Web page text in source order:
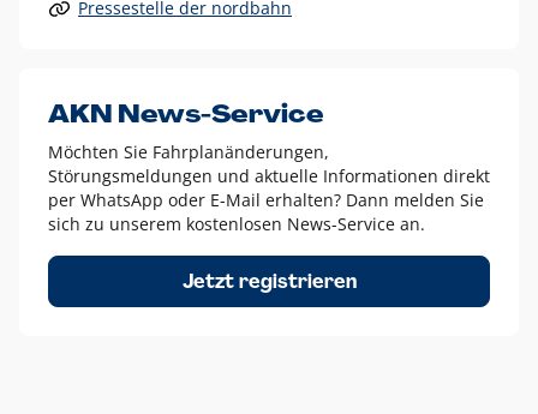
Alle anderen Logo-Varianten dürfen nur in Ausnahmefällen
Diese Ausnahmen sind zum Beispiel:
dem AKN Blau,
weißes Logo auf Fotohintergründen,
schwarzes Logo für reine Schwarz-Weiß-Umsetzungen
Um das Logo herum muss ein Schutzraum von jeweils einer
Höhe bzw. Breite des N aus AKN in alle Richtungen
Pressestelle der nordbahn
AKN News-Service
Möchten Sie Fahrplanänderungen,
Störungsmeldungen und aktuelle Informationen direkt
per WhatsApp oder E-Mail erhalten? Dann melden Sie
sich zu unserem kostenlosen News-Service an.
Jetzt registrieren